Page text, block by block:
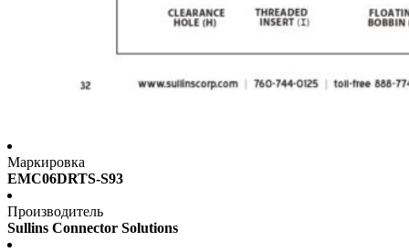
Маркировка
EMC06DRTS-S93
Производитель
Sullins Connector Solutions